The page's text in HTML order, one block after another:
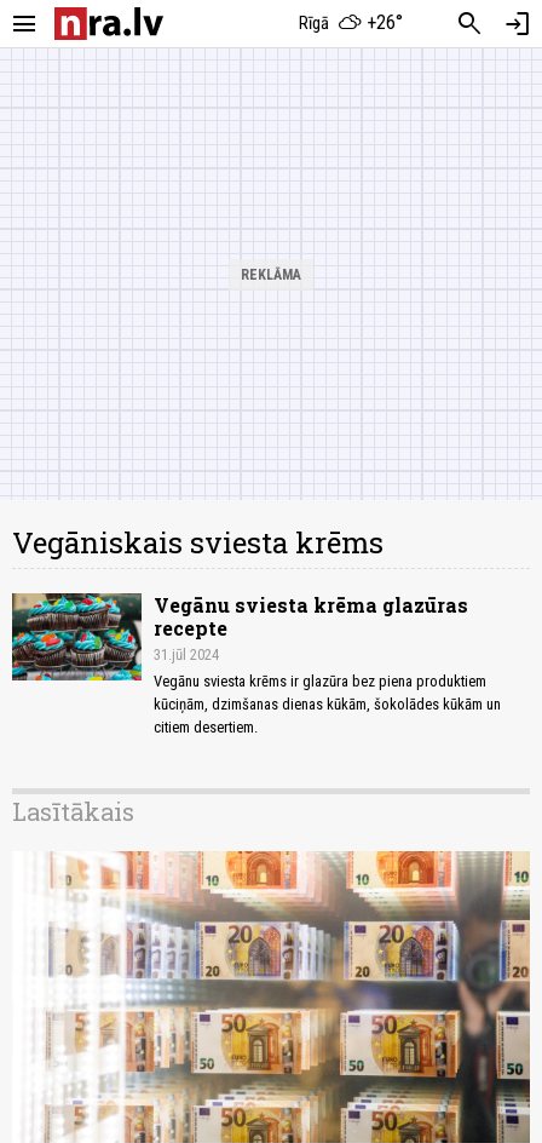
menu Rīgā +26° search login
Vegāniskais sviesta krēms
Vegānu sviesta krēma glazūras
recepte
31.jūl 2024
Vegānu sviesta krēms ir glazūra bez piena produktiem
kūciņām, dzimšanas dienas kūkām, šokolādes kūkām un
citiem desertiem.
Lasītākais